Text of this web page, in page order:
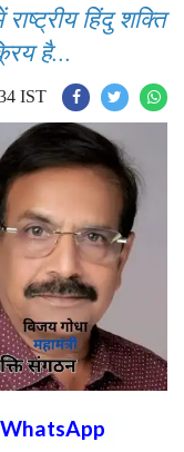
हिंदु शक्ति
है...
IST
WhatsApp